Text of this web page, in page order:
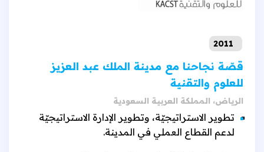
2011
قصّة نجاحنا مع مدينة الملك عبد العزيز
للعلوم والتقنية
الرياض، المملكة العربية السعودية
تطوير الاستراتيجيّة، وتطوير الإدارة الاستراتيجيّة
لدعم القطاع العملي في المدينة.